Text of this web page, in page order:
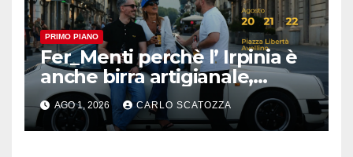
PRIMO PIANO
Fer_Menti perchè l’ Irpinia è
anche birra artigianale,
appuntamento ad Avellino
AGO 1, 2026 CARLO SCATOZZA